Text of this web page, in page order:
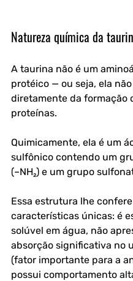
Natureza química da
A taurina não é um
protéico — ou seja, ela
diretamente da formação
proteínas.
Quimicamente, ela é um
sulfônico contendo um
(–NH₂) e um grupo
Essa estrutura lhe confere
características únicas: é
solúvel em água, não
absorção significativa no
(fator importante para a
possui comportamento